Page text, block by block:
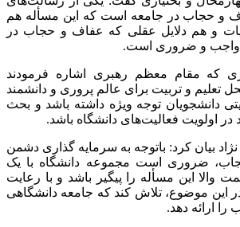
و حجاب در جامعه است که این مسأله هم
و هم دلایل عقلی که عفاف و حجاب در
واجب و ضروری است.
که مقام معظم رهبری اشاره فرمودند
تعلیم و تربیت برای عالم پروری و دانشمند
دانشجویان توجه ویژه داشته باشد و بحث
اولویت فعالیت‌های دانشگاه باشد.
بیان کرد: باتوجه به سرمایه گذاری دشمن
ضروری است مجموعه دانشگاه با یک
والا این مسأله را پیگیر باشد و با رعایت
این موضوع، تلاش کند که جامعه دانشگاهی
ارائه دهد.